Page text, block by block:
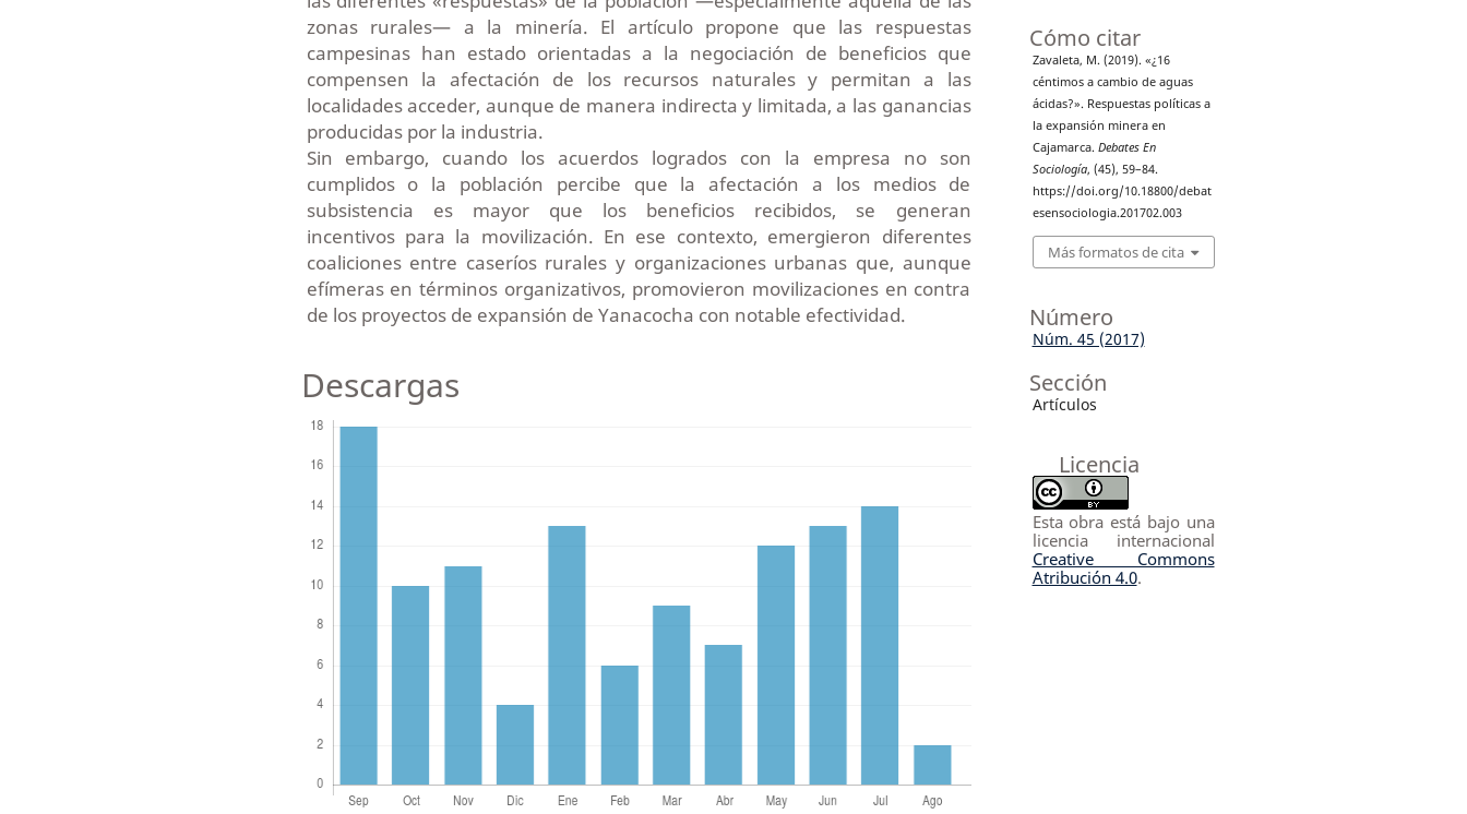
zonas rurales— a la minería. El artículo propone que las respuestas
campesinas han estado orientadas a la negociación de beneficios que
compensen la afectación de los recursos naturales y permitan a las
localidades acceder, aunque de manera indirecta y limitada, a las ganancias
producidas por la industria.
Sin embargo, cuando los acuerdos logrados con la empresa no son
cumplidos o la población percibe que la afectación a los medios de
subsistencia es mayor que los beneficios recibidos, se generan
incentivos para la movilización. En ese contexto, emergieron diferentes
coaliciones entre caseríos rurales y organizaciones urbanas que, aunque
efímeras en términos organizativos, promovieron movilizaciones en contra
de los proyectos de expansión de Yanacocha con notable efectividad.
Descargas
Cómo citar
Zavaleta, M. (2019). «¿16
céntimos a cambio de aguas
ácidas?». Respuestas políticas a
la expansión minera en
Cajamarca. Debates En
Sociología, (45), 59–84.
https://doi.org/10.18800/debat
esensociologia.201702.003
Más formatos de cita
Número
Núm. 45 (2017)
Sección
Artículos
Licencia
Esta obra está bajo una
licencia internacional
Creative Commons
Atribución 4.0.